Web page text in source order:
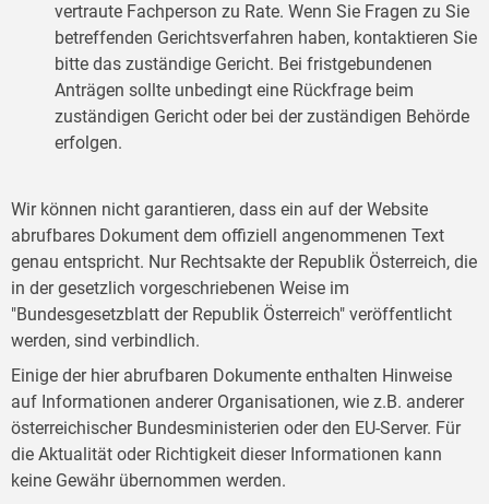
vertraute Fachperson zu Rate. Wenn Sie Fragen zu Sie
betreffenden Gerichtsverfahren haben, kontaktieren Sie
bitte das zuständige Gericht. Bei fristgebundenen
Anträgen sollte unbedingt eine Rückfrage beim
zuständigen Gericht oder bei der zuständigen Behörde
erfolgen.
Wir können nicht garantieren, dass ein auf der Website
abrufbares Dokument dem offiziell angenommenen Text
genau entspricht. Nur Rechtsakte der Republik Österreich, die
in der gesetzlich vorgeschriebenen Weise im
"Bundesgesetzblatt der Republik Österreich" veröffentlicht
werden, sind verbindlich.
Einige der hier abrufbaren Dokumente enthalten Hinweise
auf Informationen anderer Organisationen, wie z.B. anderer
österreichischer Bundesministerien oder den EU-Server. Für
die Aktualität oder Richtigkeit dieser Informationen kann
keine Gewähr übernommen werden.